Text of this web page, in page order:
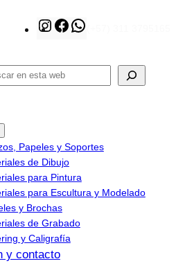
Instagram
Facebook
Papeles y Soportes
de Dibujo
para Pintura
para Escultura y Modelado
y Brochas
de Grabado
y Caligrafía
y contacto